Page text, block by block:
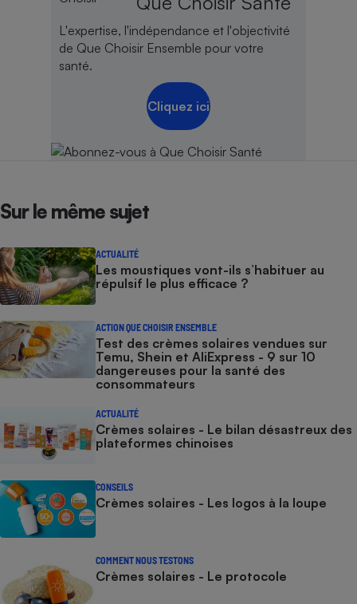
L'expertise, l'indépendance et l'objectivité
de Que Choisir Ensemble pour votre
santé.
Cliquez ici
Sur le même sujet
ACTUALITÉ
Les moustiques vont-ils s’habituer au
répulsif le plus efficace ?
ACTION QUE CHOISIR ENSEMBLE
Test des crèmes solaires vendues sur
Temu, Shein et AliExpress - 9 sur 10
dangereuses pour la santé des
consommateurs
ACTUALITÉ
Crèmes solaires - Le bilan désastreux des
plateformes chinoises
CONSEILS
Crèmes solaires - Les logos à la loupe
COMMENT NOUS TESTONS
Crèmes solaires - Le protocole